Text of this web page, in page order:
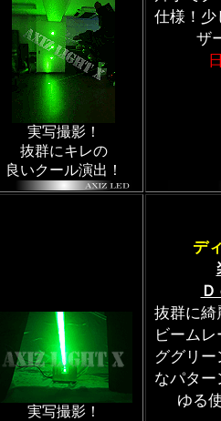
実写撮影！
抜群にキレの
良いクール演出！
仕様！少
ザ
実写撮影！
デ
抜群に綺
ビーム
ググリ
なパタ
ゆる